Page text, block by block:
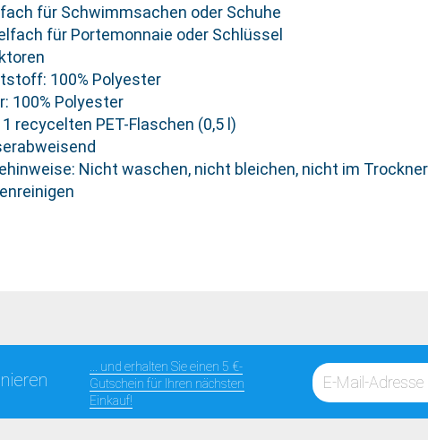
für Schwimmsachen oder Schuhe
für Portemonnaie oder Schlüssel
100% Polyester
100% Polyester
recycelten PET-Flaschen (0,5 l)
Nicht waschen, nicht bleichen, nicht im
... und erhalten Sie einen 5 €-
Gutschein für Ihren nächsten
Einkauf!